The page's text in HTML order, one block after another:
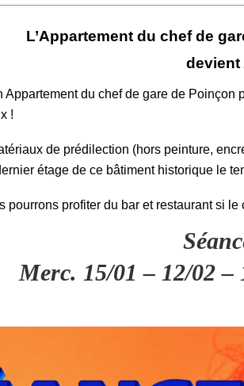
L’Appartement du chef de
devient
Appartement du chef de gare de
!
de prédilection (hors peinture,
étage de ce bâtiment historique le
pourrons profiter du bar et restaurant si
Merc. 15/01 – 12/02 –